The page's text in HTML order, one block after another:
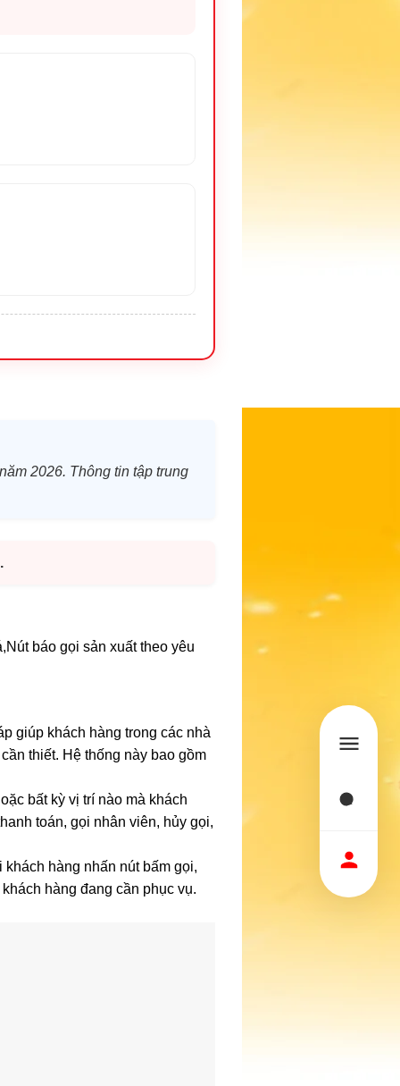
2026. Thông tin tập trung
báo gọi sản xuất theo yêu
giúp khách hàng trong các nhà
thiết. Hệ thống này bao gồm
bất kỳ vị trí nào mà khách
toán, gọi nhân viên, hủy gọi,
hàng nhấn nút bấm gọi,
hàng đang cần phục vụ.